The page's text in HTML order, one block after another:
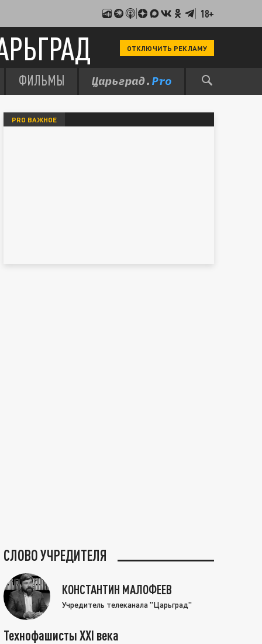
18+
ОТКЛЮЧИТЬ РЕКЛАМУ
ФИЛЬМЫ
PRO ВАЖНОЕ
СЛОВО УЧРЕДИТЕЛЯ
КОНСТАНТИН МАЛОФЕЕВ
Учредитель телеканала "Царьград"
Технофашисты XXI века